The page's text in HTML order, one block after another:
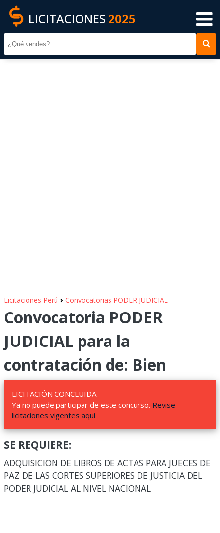
LICITACIONES 2025
Licitaciones Perú › Convocatorias PODER JUDICIAL
Convocatoria PODER
JUDICIAL para la
contratación de: Bien
LICITACIÓN CONCLUIDA.
Ya no puede participar de este concurso. Revise
licitaciones vigentes aquí
SE REQUIERE:
ADQUISICION DE LIBROS DE ACTAS PARA JUECES DE
PAZ DE LAS CORTES SUPERIORES DE JUSTICIA DEL
PODER JUDICIAL AL NIVEL NACIONAL